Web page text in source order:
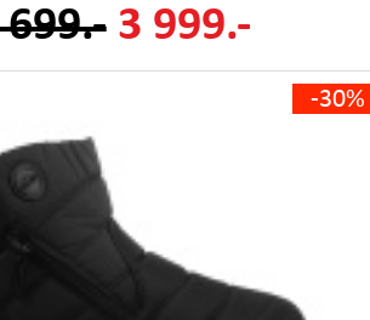
3 999.-
-30%